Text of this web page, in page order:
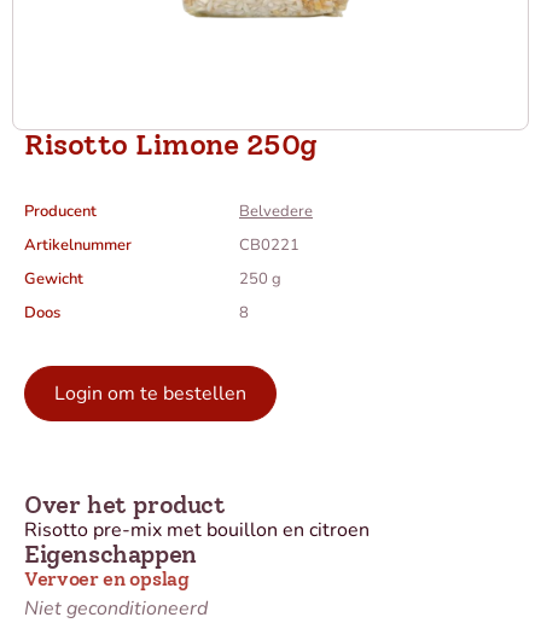
Risotto Limone 250g
Producent
Belvedere
Artikelnummer
CB0221
Gewicht
250 g
Doos
8
Login om te bestellen
Eigenschappen
Vervoer en opslag
Niet geconditioneerd
Over het product
Risotto pre-mix met bouillon en citroen